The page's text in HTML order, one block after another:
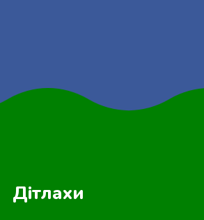
Дітлахи